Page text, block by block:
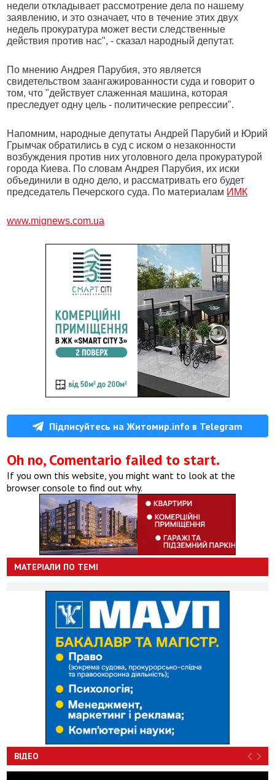
недели откладывает рассмотрение дела по нашему
заявлению, и это означает, что в течение этих двух
недель прокуратура может вести следственные
действия против нас", - сказал народный депутат.
По мнению Андрея Парубия, это является
свидетельством заангажированности суда и говорит о
том, что "действует слаженная машина, которая
преследует одну цель - политические репрессии".
Напомним, народные депутаты Андрей Парубий и Юрий
Грымчак обратились в суд с иском о незаконности
возбуждения против них уголовного дела прокуратурой
города Киева. По словам Андрея Парубия, их иски
объединили в одно дело, и рассматривать его будет
председатель Печерского суда. По материалам ИМК
www.mignews.com.ua
Підписуйтесь на Житомир.info в Telegram
Oh no, Comentario failed to start.
If you own this website, you might want to look at the
browser console to find out why.
МАТЕРІАЛИ ПО ТЕМІ
ВІДЕО